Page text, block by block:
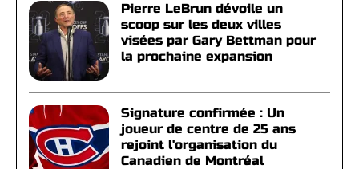
Pierre LeBrun dévoile un
scoop sur les deux villes
visées par Gary Bettman pour
la prochaine expansion
Signature confirmée : Un
joueur de centre de 25 ans
rejoint l'organisation du
Canadien de Montréal